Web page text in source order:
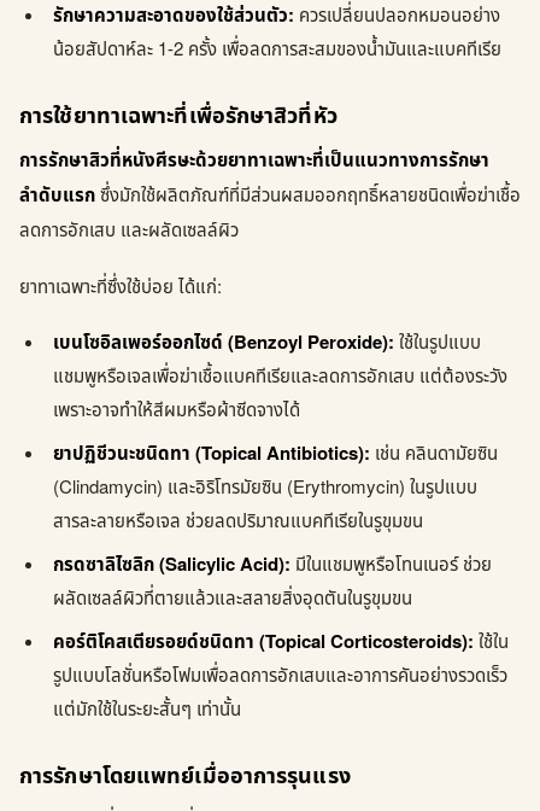
รักษาความสะอาดของใช้ส่วนตัว: ควรเปลี่ยนปลอกหมอนอย่าง
น้อยสัปดาห์ละ 1-2 ครั้ง เพื่อลดการสะสมของน้ำมันและแบคทีเรีย
การใช้ยาทาเฉพาะที่เพื่อรักษาสิวที่หัว
การรักษาสิวที่หนังศีรษะด้วยยาทาเฉพาะที่เป็นแนวทางการรักษา
ลำดับแรกซึ่งมักใช้ผลิตภัณฑ์ที่มีส่วนผสมออกฤทธิ์หลายชนิดเพื่อฆ่าเชื้อ
ลดการอักเสบ และผลัดเซลล์ผิว
ยาทาเฉพาะที่ซึ่งใช้บ่อย ได้แก่:
เบนโซอิลเพอร์ออกไซด์ (Benzoyl Peroxide): ใช้ในรูปแบบ
แชมพูหรือเจลเพื่อฆ่าเชื้อแบคทีเรียและลดการอักเสบ แต่ต้องระวัง
เพราะอาจทำให้สีผมหรือผ้าซีดจางได้
ยาปฏิชีวนะชนิดทา (Topical Antibiotics): เช่น คลินดามัยซิน
(Clindamycin) และอิริโทรมัยซิน (Erythromycin) ในรูปแบบ
สารละลายหรือเจล ช่วยลดปริมาณแบคทีเรียในรูขุมขน
กรดซาลิไซลิก (Salicylic Acid): มีในแชมพูหรือโทนเนอร์ ช่วย
ผลัดเซลล์ผิวที่ตายแล้วและสลายสิ่งอุดตันในรูขุมขน
คอร์ติโคสเตียรอยด์ชนิดทา (Topical Corticosteroids): ใช้ใน
รูปแบบโลชั่นหรือโฟมเพื่อลดการอักเสบและอาการคันอย่างรวดเร็ว
แต่มักใช้ในระยะสั้นๆ เท่านั้น
การรักษาโดยแพทย์เมื่ออาการรุนแรง